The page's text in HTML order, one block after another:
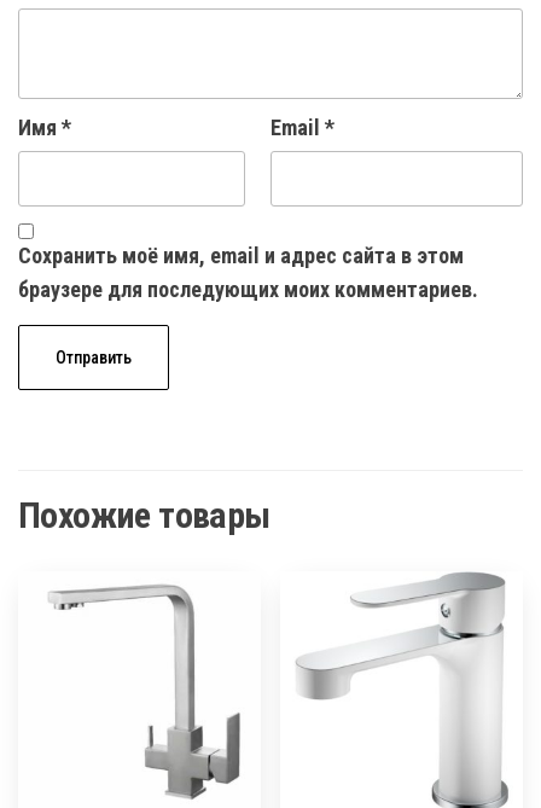
Имя * Email *
Сохранить моё имя, email и адрес сайта в этом
браузере для последующих моих комментариев.
Похожие товары